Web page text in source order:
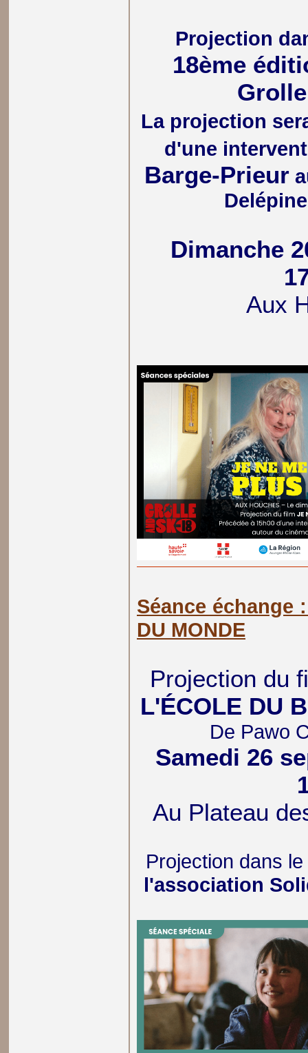
Projection
18ème
La projection
d'une
Barge-Prieur
Dimanche
Aux
Séance échange
DU MONDE
Projection du
L'ÉCOLE DU
De Pawo
Samedi 26
Au Plateau
Projection dans
l'association